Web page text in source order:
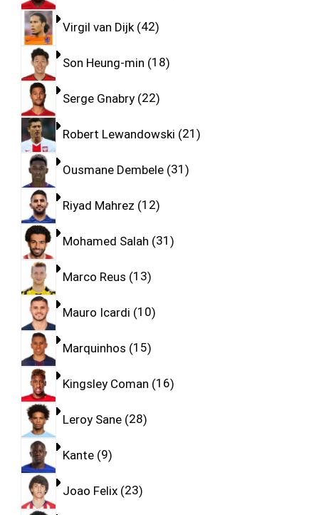
Virgil van Dijk 42
Son Heung-min 18
Serge Gnabry 22
Robert Lewandowski 21
Ousmane Dembele 31
Riyad Mahrez 12
Mohamed Salah 31
Marco Reus 13
Mauro Icardi 10
Marquinhos 15
Kingsley Coman 16
Leroy Sane 28
Kante 9
Joao Felix 23